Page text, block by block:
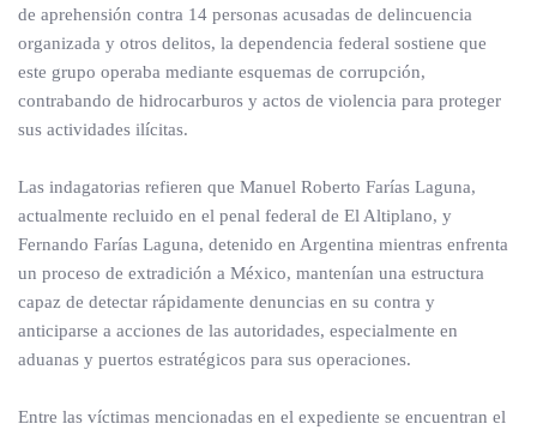
de aprehensión contra 14 personas acusadas de delincuencia
organizada y otros delitos, la dependencia federal sostiene que
este grupo operaba mediante esquemas de corrupción,
contrabando de hidrocarburos y actos de violencia para proteger
sus actividades ilícitas.
Las indagatorias refieren que Manuel Roberto Farías Laguna,
actualmente recluido en el penal federal de El Altiplano, y
Fernando Farías Laguna, detenido en Argentina mientras enfrenta
un proceso de extradición a México, mantenían una estructura
capaz de detectar rápidamente denuncias en su contra y
anticiparse a acciones de las autoridades, especialmente en
aduanas y puertos estratégicos para sus operaciones.
Entre las víctimas mencionadas en el expediente se encuentran el